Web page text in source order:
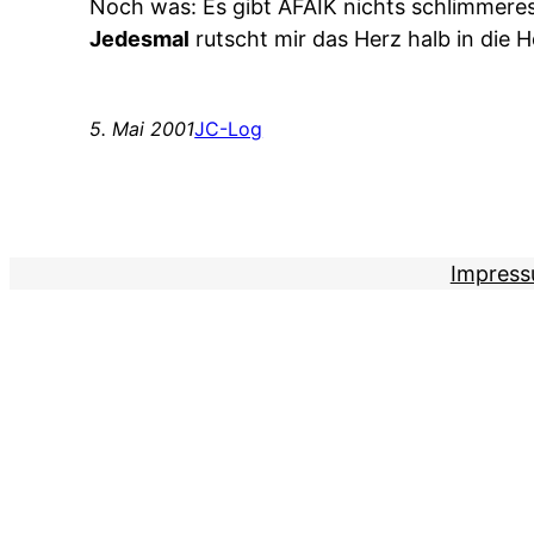
Noch was: Es gibt AFAIK nichts
Jedesmal rutscht mir das Herz halb in die
5. Mai 2001JC-Log